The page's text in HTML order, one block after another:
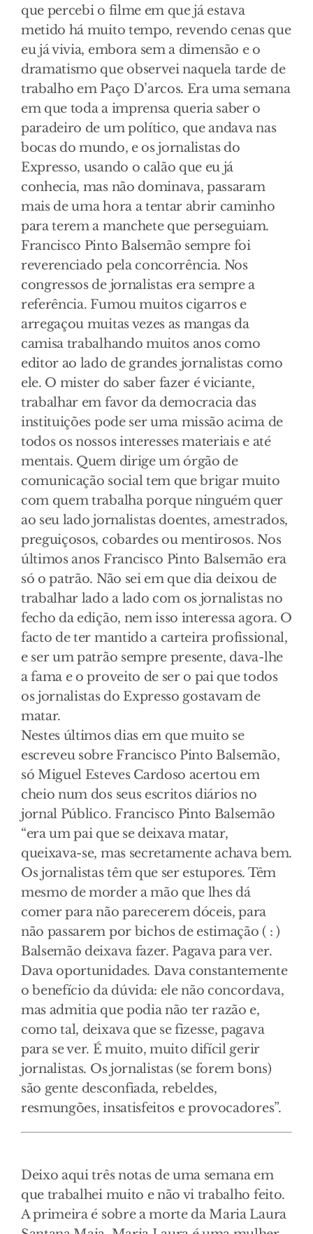
que percebi o filme em que já estava
metido há muito tempo, revendo cenas que
eu já vivia, embora sem a dimensão e o
dramatismo que observei naquela tarde de
trabalho em Paço D’arcos. Era uma semana
em que toda a imprensa queria saber o
paradeiro de um político, que andava nas
bocas do mundo, e os jornalistas do
Expresso, usando o calão que eu já
conhecia, mas não dominava, passaram
mais de uma hora a tentar abrir caminho
para terem a manchete que perseguiam.
Francisco Pinto Balsemão sempre foi
reverenciado pela concorrência. Nos
congressos de jornalistas era sempre a
referência. Fumou muitos cigarros e
arregaçou muitas vezes as mangas da
camisa trabalhando muitos anos como
editor ao lado de grandes jornalistas como
ele. O mister do saber fazer é viciante,
trabalhar em favor da democracia das
instituições pode ser uma missão acima de
todos os nossos interesses materiais e até
mentais. Quem dirige um órgão de
comunicação social tem que brigar muito
com quem trabalha porque ninguém quer
ao seu lado jornalistas doentes, amestrados,
preguiçosos, cobardes ou mentirosos. Nos
últimos anos Francisco Pinto Balsemão era
só o patrão. Não sei em que dia deixou de
trabalhar lado a lado com os jornalistas no
fecho da edição, nem isso interessa agora. O
facto de ter mantido a carteira profissional,
e ser um patrão sempre presente, dava-lhe
a fama e o proveito de ser o pai que todos
os jornalistas do Expresso gostavam de
matar.
Nestes últimos dias em que muito se
escreveu sobre Francisco Pinto Balsemão,
só Miguel Esteves Cardoso acertou em
cheio num dos seus escritos diários no
jornal Público. Francisco Pinto Balsemão
“era um pai que se deixava matar,
queixava-se, mas secretamente achava bem.
Os jornalistas têm que ser estupores. Têm
mesmo de morder a mão que lhes dá
comer para não parecerem dóceis, para
não passarem por bichos de estimação ( : )
Balsemão deixava fazer. Pagava para ver.
Dava oportunidades. Dava constantemente
o benefício da dúvida: ele não concordava,
mas admitia que podia não ter razão e,
como tal, deixava que se fizesse, pagava
para se ver. É muito, muito difícil gerir
jornalistas. Os jornalistas (se forem bons)
são gente desconfiada, rebeldes,
resmungões, insatisfeitos e provocadores”.
Deixo aqui três notas de uma semana em
que trabalhei muito e não vi trabalho feito.
A primeira é sobre a morte da Maria Laura